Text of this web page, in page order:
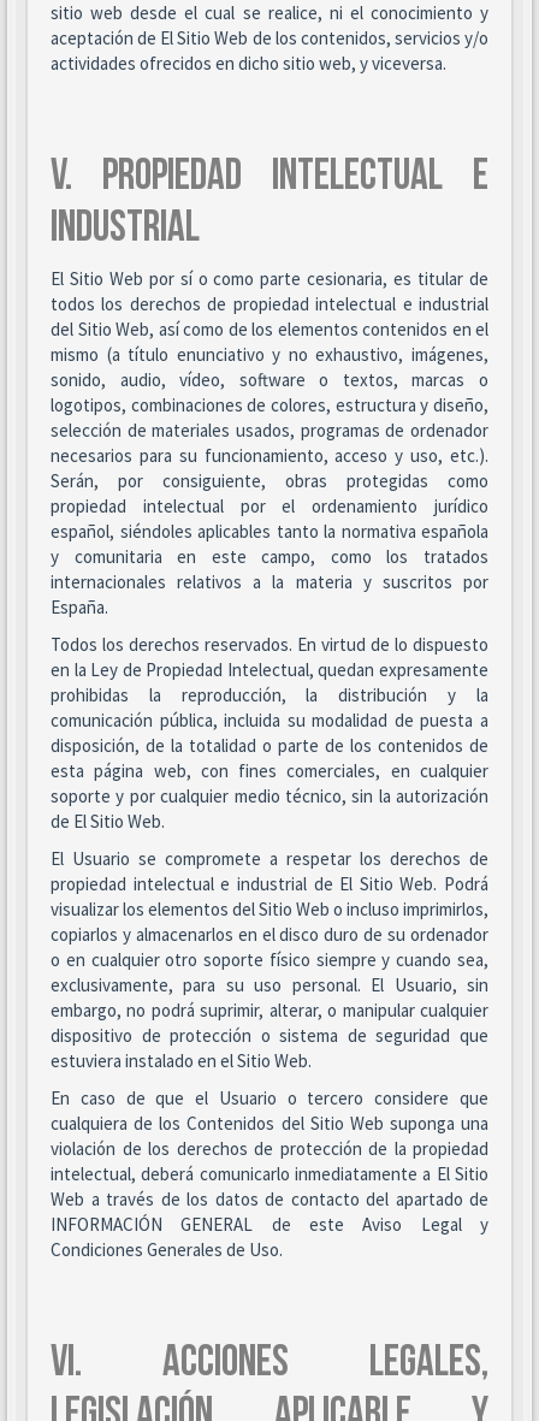
sitio web desde el cual se realice, ni el conocimiento y
aceptación de El Sitio Web de los contenidos, servicios y/o
actividades ofrecidos en dicho sitio web, y viceversa.
V. PROPIEDAD INTELECTUAL E
INDUSTRIAL
El Sitio Web por sí o como parte cesionaria, es titular de
todos los derechos de propiedad intelectual e industrial
del Sitio Web, así como de los elementos contenidos en el
mismo (a título enunciativo y no exhaustivo, imágenes,
sonido, audio, vídeo, software o textos, marcas o
logotipos, combinaciones de colores, estructura y diseño,
selección de materiales usados, programas de ordenador
necesarios para su funcionamiento, acceso y uso, etc.).
Serán, por consiguiente, obras protegidas como
propiedad intelectual por el ordenamiento jurídico
español, siéndoles aplicables tanto la normativa española
y comunitaria en este campo, como los tratados
internacionales relativos a la materia y suscritos por
España.
Todos los derechos reservados. En virtud de lo dispuesto
en la Ley de Propiedad Intelectual, quedan expresamente
prohibidas la reproducción, la distribución y la
comunicación pública, incluida su modalidad de puesta a
disposición, de la totalidad o parte de los contenidos de
esta página web, con fines comerciales, en cualquier
soporte y por cualquier medio técnico, sin la autorización
de El Sitio Web.
El Usuario se compromete a respetar los derechos de
propiedad intelectual e industrial de El Sitio Web. Podrá
visualizar los elementos del Sitio Web o incluso imprimirlos,
copiarlos y almacenarlos en el disco duro de su ordenador
o en cualquier otro soporte físico siempre y cuando sea,
exclusivamente, para su uso personal. El Usuario, sin
embargo, no podrá suprimir, alterar, o manipular cualquier
dispositivo de protección o sistema de seguridad que
estuviera instalado en el Sitio Web.
En caso de que el Usuario o tercero considere que
cualquiera de los Contenidos del Sitio Web suponga una
violación de los derechos de protección de la propiedad
intelectual, deberá comunicarlo inmediatamente a El Sitio
Web a través de los datos de contacto del apartado de
INFORMACIÓN GENERAL de este Aviso Legal y
Condiciones Generales de Uso.
VI. ACCIONES LEGALES,